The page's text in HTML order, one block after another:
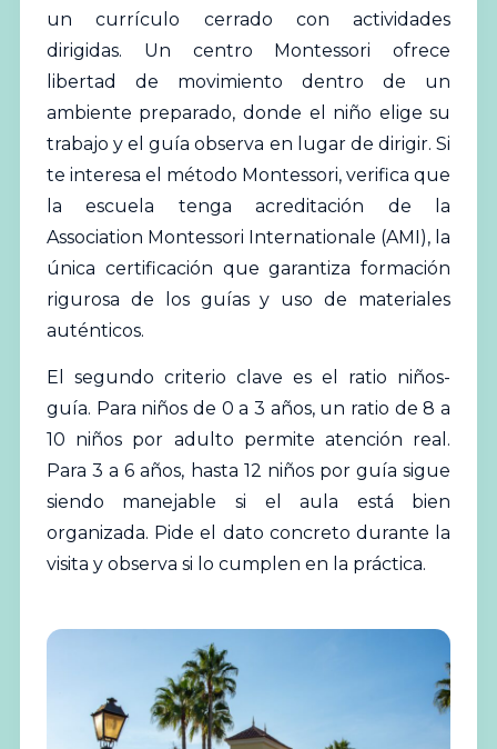
un currículo cerrado con actividades
dirigidas. Un centro Montessori ofrece
libertad de movimiento dentro de un
ambiente preparado, donde el niño elige su
trabajo y el guía observa en lugar de dirigir. Si
te interesa el método Montessori, verifica que
la escuela tenga acreditación de la
Association Montessori Internationale (AMI), la
única certificación que garantiza formación
rigurosa de los guías y uso de materiales
auténticos.
El segundo criterio clave es el ratio niños-
guía. Para niños de 0 a 3 años, un ratio de 8 a
10 niños por adulto permite atención real.
Para 3 a 6 años, hasta 12 niños por guía sigue
siendo manejable si el aula está bien
organizada. Pide el dato concreto durante la
visita y observa si lo cumplen en la práctica.